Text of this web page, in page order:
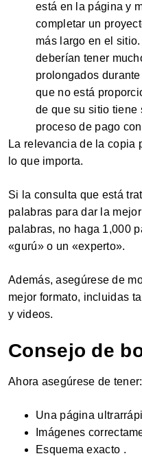
está en la página y
completar un
más largo en el
deberían tener
prolongados
que no está
de que su sitio tiene
proceso de pago
La relevancia de la copia
lo que importa.
Si la consulta que está
palabras para dar la
palabras, no haga 1,000
«gurú» o un «experto».
Además, asegúrese de
mejor formato, incluidas
y videos.
Consejo de
Ahora asegúrese de tener:
Una página
Imágenes
Esquema exacto .